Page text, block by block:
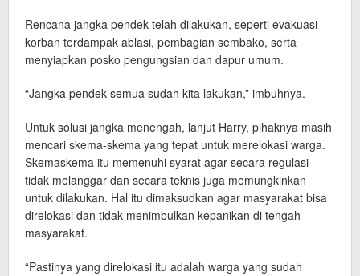
Rencana jangka pendek telah dilakukan, seperti evakuasi
korban terdampak ablasi, pembagian sembako, serta
menyiapkan posko pengungsian dan dapur umum.
“Jangka pendek semua sudah kita lakukan,” imbuhnya.
Untuk solusi jangka menengah, lanjut Harry, pihaknya masih
mencari skema-skema yang tepat untuk merelokasi warga.
Skemaskema itu memenuhi syarat agar secara regulasi
tidak melanggar dan secara teknis juga memungkinkan
untuk dilakukan. Hal itu dimaksudkan agar masyarakat bisa
direlokasi dan tidak menimbulkan kepanikan di tengah
masyarakat.
“Pastinya yang direlokasi itu adalah warga yang sudah